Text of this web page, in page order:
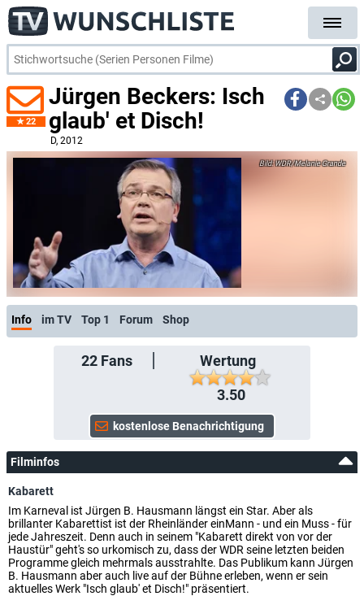
22
Jürgen Beckers: Isch
glaub' et Disch!
D, 2012
WDR/Melanie Grande
Info im TV Top 1 Forum Shop
22Fans
Wertung
3.50
Filminfos
Kabarett
Im Karneval ist Jürgen B. Hausmann längst ein Star. Aber als
brillanter Kabarettist ist der Rheinländer einMann - und ein Muss - für
jede Jahreszeit. Denn auch in seinem "Kabarett direkt von vor der
Haustür" geht's so urkomisch zu, dass der WDR seine letzten beiden
Programme gleich mehrmals ausstrahlte. Das Publikum kann Jürgen
B. Hausmann aber auch live auf der Bühne erleben, wenn er sein
aktuelles Werk "Isch glaub' et Disch!" präsentiert.